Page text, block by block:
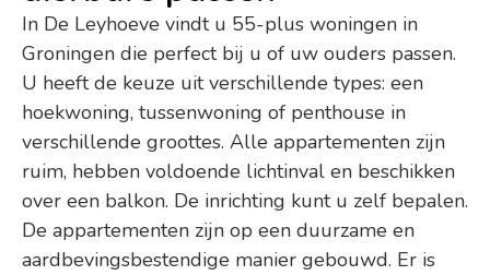
In De Leyhoeve vindt u 55-plus woningen in
Groningen die perfect bij u of uw ouders passen.
U heeft de keuze uit verschillende types: een
hoekwoning, tussenwoning of penthouse in
verschillende groottes. Alle appartementen zijn
ruim, hebben voldoende lichtinval en beschikken
over een balkon. De inrichting kunt u zelf bepalen.
De appartementen zijn op een duurzame en
aardbevingsbestendige manier gebouwd. Er is